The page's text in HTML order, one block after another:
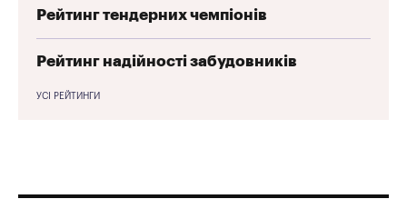
Рейтинг тендерних чемпіонів
Рейтинг надійності забудовників
УСІ РЕЙТИНГИ